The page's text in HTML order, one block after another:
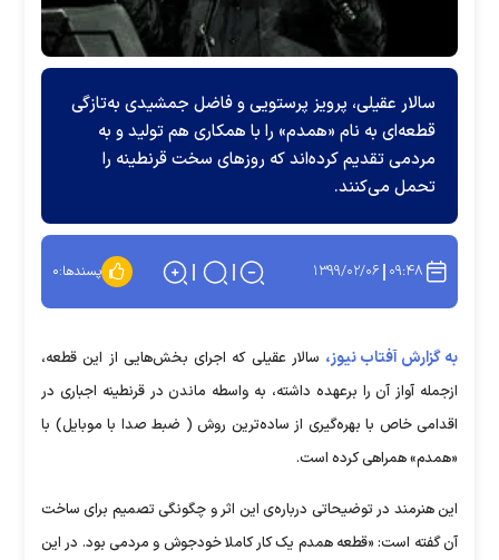
سالار عقیلی، پرویز پرستویی و فاضل جمشیدی به‌تازگی
قطعه‌ای به نام «همدم» را با همکاری هم تولید و به
مردمی تقدیم کرده‌اند که روزهای سخت قرنطینه را
تحمل می‌کنند.
۰۹:۴۸ ۱۳۹۹/۰۲/۰۶ پسندها:۰
به گزارش آفتاب نیوز، سالار عقیلی که اجرای بخش‌هایی از این قطعه،
ازجمله آواز آن را برعهده داشته، به واسطه ماندن در قرنطینه اجباری در
اقدامی خاص با بهره‌گیری از ساده‌ترین روش ( ضبط صدا با موبایل) با
«همدم» همراهی کرده است.
این هنرمند در توضیحاتی درباره‌ی این اثر و چگونگی تصمیم برای ساخت
آن گفته است: «قطعه همدم یک کار کاملا خودجوش و مردمی بود. در این